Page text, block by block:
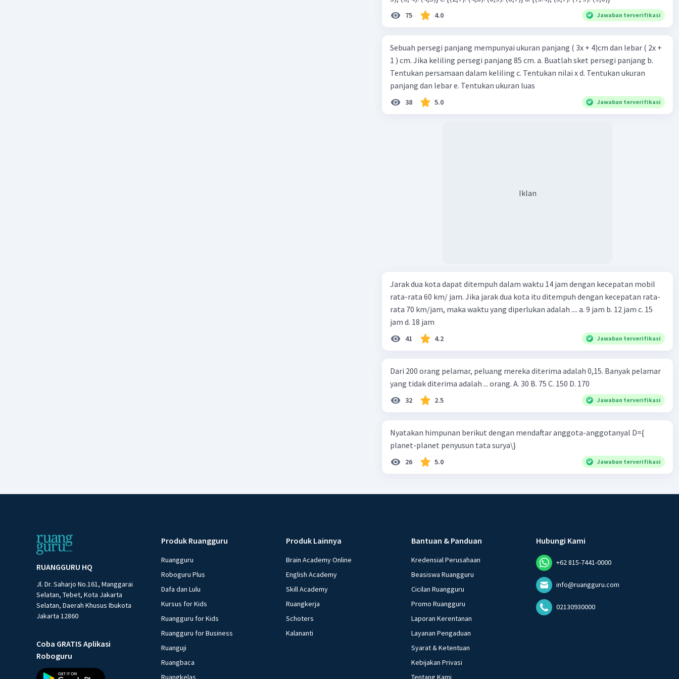
75 4.0 Jawaban terverifikasi
Sebuah persegi panjang mempunyai ukuran panjang ( 3x + 4)cm dan lebar ( 2x +
1 ) cm. Jika keliling persegi panjang 85 cm. a. Buatlah sket persegi panjang b.
Tentukan persamaan dalam keliling c. Tentukan nilai x d. Tentukan ukuran
panjang dan lebar e. Tentukan ukuran luas
38 5.0 Jawaban terverifikasi
Iklan
Jarak dua kota dapat ditempuh dalam waktu 14 jam dengan kecepatan mobil
rata-rata 60 km/ jam. Jika jarak dua kota itu ditempuh dengan kecepatan rata-
rata 70 km/jam, maka waktu yang diperlukan adalah .... a. 9 jam b. 12 jam c. 15
jam d. 18 jam
41 4.2 Jawaban terverifikasi
Dari 200 orang pelamar, peluang mereka diterima adalah 0,15. Banyak pelamar
yang tidak diterima adalah ... orang. A. 30 B. 75 C. 150 D. 170
32 2.5 Jawaban terverifikasi
Nyatakan himpunan berikut dengan mendaftar anggota-anggotanyal D={
planet-planet penyusun tata surya\}
26 5.0 Jawaban terverifikasi
RUANGGURU HQ
Jl. Dr. Saharjo No.161, Manggarai
Selatan, Tebet, Kota Jakarta
Selatan, Daerah Khusus Ibukota
Jakarta 12860
Coba GRATIS Aplikasi
Roboguru
Produk Ruangguru
Ruangguru
Roboguru Plus
Dafa dan Lulu
Kursus for Kids
Ruangguru for Kids
Ruangguru for Business
Ruanguji
Ruangbaca
Ruangkelas
Produk Lainnya
Brain Academy Online
English Academy
Skill Academy
Ruangkerja
Schoters
Kalananti
Bantuan & Panduan
Kredensial Perusahaan
Beasiswa Ruangguru
Cicilan Ruangguru
Promo Ruangguru
Laporan Kerentanan
Layanan Pengaduan
Syarat & Ketentuan
Kebijakan Privasi
Tentang Kami
Hubungi Kami
+62 815-7441-0000
info@ruangguru.com
02130930000